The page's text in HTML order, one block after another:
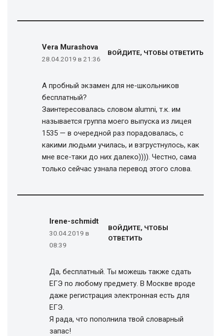
Vera Murashova
28.04.2019 в 21:36
ВОЙДИТЕ, ЧТОБЫ ОТВЕТИТЬ
А пробный экзамен для не-школьников
бесплатный?
Заинтересовалась словом alumni, т.к. им
называется группа моего выпуска из лицея
1535 — в очередной раз порадовалась, с
какими людьми училась, и взгрустнулось, как
мне все-таки до них далеко)))). Честно, сама
только сейчас узнала перевод этого слова.
Irene-schmidt
30.04.2019 в
08:39
ВОЙДИТЕ, ЧТОБЫ
ОТВЕТИТЬ
Да, бесплатный. Ты можешь также сдать
ЕГЭ по любому предмету. В Москве вроде
даже регистрация электронная есть для
ЕГЭ.
Я рада, что пополнила твой словарный
запас!